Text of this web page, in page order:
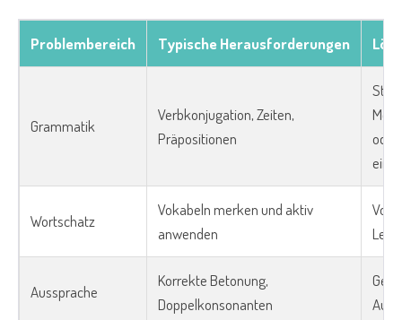
Problembereich Typische Herausforderungen
Grammatik
Verbkonjugation, Zeiten,
Präpositionen
oder
Wortschatz
Vokabeln merken und aktiv
anwenden
Aussprache
Korrekte Betonung,
Doppelkonsonanten